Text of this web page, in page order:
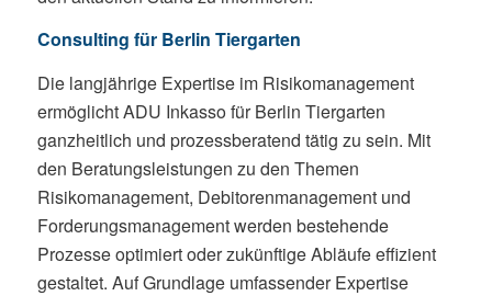
Consulting für Berlin Tiergarten
Die langjährige Expertise im Risikomanagement
ermöglicht ADU Inkasso für Berlin Tiergarten
ganzheitlich und prozessberatend tätig zu sein. Mit
den Beratungsleistungen zu den Themen
Risikomanagement, Debitorenmanagement und
Forderungsmanagement werden bestehende
Prozesse optimiert oder zukünftige Abläufe effizient
gestaltet. Auf Grundlage umfassender Expertise